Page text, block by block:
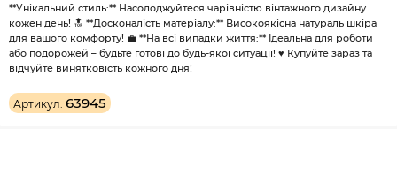
**Унікальний стиль:** Насолоджуйтеся чарівністю вінтажного дизайну
кожен день! 🔝 **Досконалість матеріалу:** Високоякісна натураль шкіра
для вашого комфорту! 💼 **На всі випадки життя:** Ідеальна для роботи
або подорожей – будьте готові до будь-якої ситуації! ♥ Купуйте зараз та
відчуйте винятковість кожного дня!
Артикул: 63945